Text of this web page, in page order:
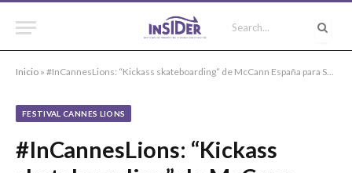
Inicio » #InCannesLions: “Kickass skateboarding” de McCann España para Syrmo
FESTIVAL CANNES LIONS
#InCannesLions: “Kickass